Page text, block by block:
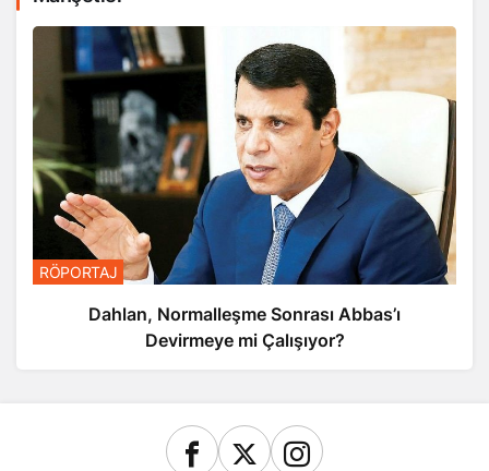
RÖPORTAJ
Dahlan, Normalleşme Sonrası Abbas’ı
Devirmeye mi Çalışıyor?